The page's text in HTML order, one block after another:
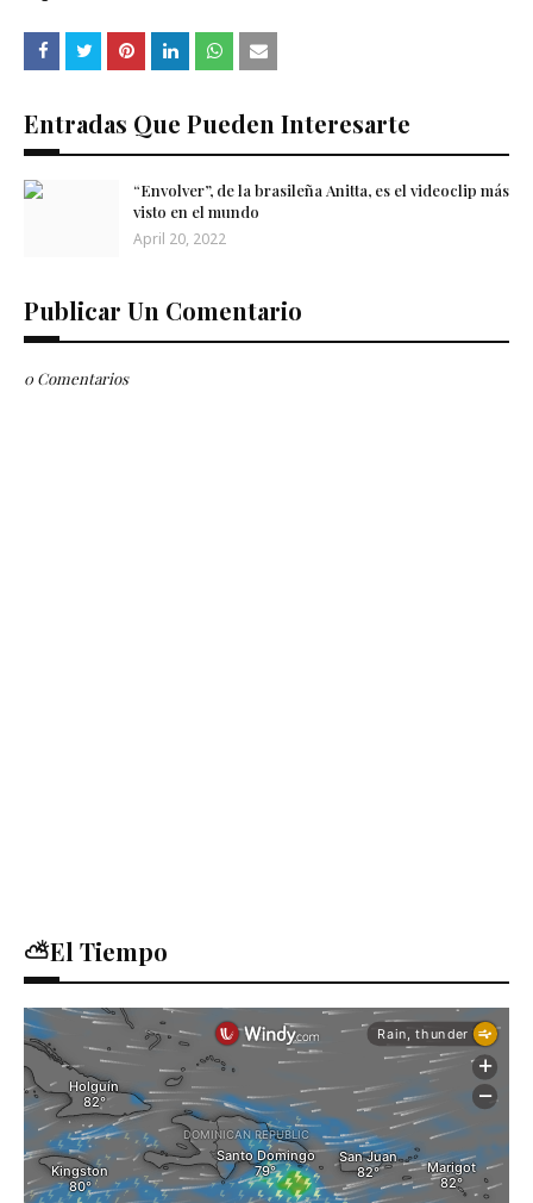
Entradas Que Pueden Interesarte
“Envolver”, de la brasileña Anitta, es el videoclip más
visto en el mundo
April 20, 2022
Publicar Un Comentario
0 Comentarios
⛅El Tiempo